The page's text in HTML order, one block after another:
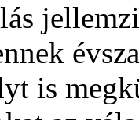
is